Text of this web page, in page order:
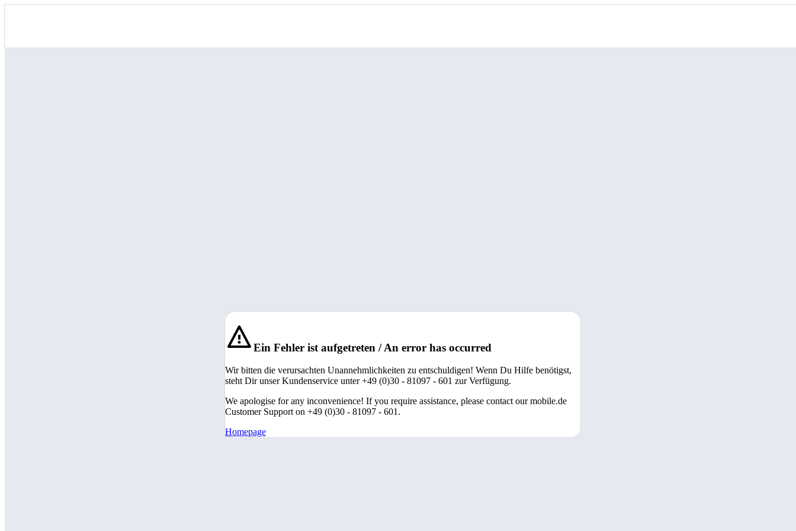
Ein Fehler ist aufgetreten / An error has occurred
Wir bitten die verursachten Unannehmlichkeiten zu entschuldigen! Wenn Du Hilfe benötigst,
steht Dir unser Kundenservice unter +49 (0)30 - 81097 - 601 zur Verfügung.
We apologise for any inconvenience! If you require assistance, please contact our mobile.de
Customer Support on +49 (0)30 - 81097 - 601.
Homepage